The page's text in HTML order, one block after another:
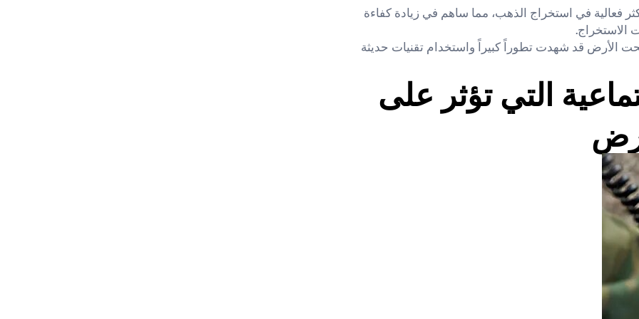
فعالية في استخراج الذهب، مما ساهم في زيادة كفاءة
الاستخراج.
الأرض قد شهدت تطوراً كبيراً واستخدام تقنيات حديثة
التي تؤثر على